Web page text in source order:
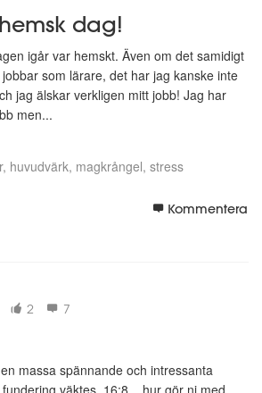
dag!
igår var hemskt. Även om det samidigt
som lärare, det har jag kanske inte
jag älskar verkligen mitt jobb! Jag har
men...
huvudvärk magkrångel stress
Kommentera
2 7
massa spännande och intressanta